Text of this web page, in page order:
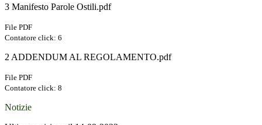
3 Manifesto Parole Ostili.pdf
File PDF
Contatore click: 6
2 ADDENDUM AL REGOLAMENTO.pdf
File PDF
Contatore click: 8
Notizie